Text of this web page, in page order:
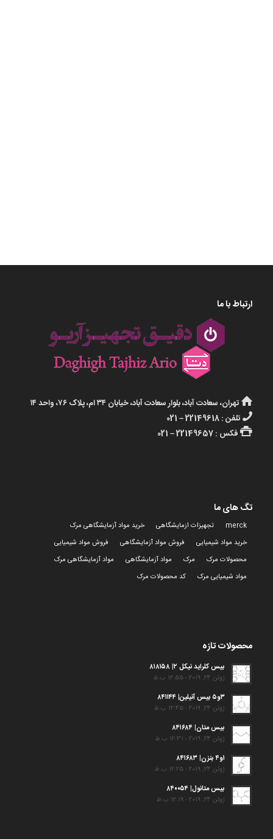
ارتباط با ما
تهران، سعادت آباد، بلوار سعادت آباد، خیابان ۳۴ ام، پلاک ۷۶، واحد ۱۴
تلفن : 22149618 – 021
فکس : 22149657 – 021
تگ های ما
merck تجهیزات ازمایشگاهی
خرید مواد آزمایشگاهی مرک
خرید مواد شیمیایی
فروش مواد آزمایشگاهی
فروش مواد شیمیایی
محصولات مرک
مرک مواد آزمایشگاهی
مواد آزمایشگاهی مرک
مواد شیمیایی مرک
کد محصولات مرک
محصولات تازه
بیس کلراید نیکل ۲| ۸۱۸۱۵۸
ژوئن 24, 2019 - 12:55 ب.ظ
۳و۵ بیس آنیلین| ۸۴۱۱۴۴
ژوئن 24, 2019 - 12:45 ب.ظ
بیس متان| ۸۴۱۶۸۴
ژوئن 24, 2019 - 12:31 ب.ظ
۱و۴ بنزن| ۸۴۱۶۸۳
ژوئن 24, 2019 - 12:25 ب.ظ
بیس متانول| ۸۴۰۰۵۴
ژوئن 24, 2019 - 12:19 ب.ظ